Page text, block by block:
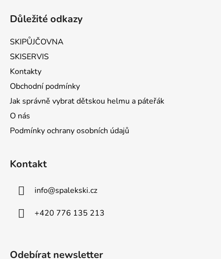
Důležité odkazy
SKIPŮJČOVNA
SKISERVIS
Kontakty
Obchodní podmínky
Jak správně vybrat dětskou helmu a páteřák
O nás
Podmínky ochrany osobních údajů
Kontakt
info@spalekski.cz
+420 776 135 213
Odebírat newsletter